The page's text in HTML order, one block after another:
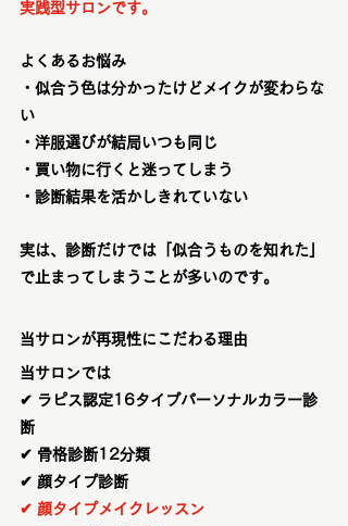
実践型サロンです。
よくあるお悩み
・似合う色は分かったけどメイクが変わらな
い
・洋服選びが結局いつも同じ
・買い物に行くと迷ってしまう
・診断結果を活かしきれていない
実は、診断だけでは「似合うものを知れた」
で止まってしまうことが多いのです。
当サロンが再現性にこだわる理由
当サロンでは
✔ ラピス認定16タイプパーソナルカラー診
断
✔ 骨格診断12分類
✔ 顔タイプ診断
✔ 顔タイプメイクレッスン